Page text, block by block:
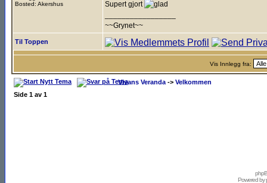
Bosted: Akershus
Supert gjort
~~Grynet~~
Til Toppen
Vis Innlegg fra:
Vivans Veranda -> Velkommen
Side 1 av 1
Powered by